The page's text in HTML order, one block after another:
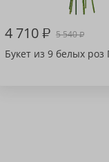
4 710₽ 5 540₽
Букет из 9 белых